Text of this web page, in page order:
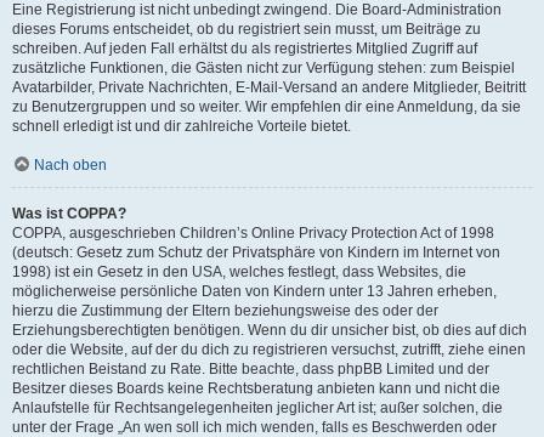
Eine Registrierung ist nicht unbedingt zwingend. Die Board-Administration
dieses Forums entscheidet, ob du registriert sein musst, um Beiträge zu
schreiben. Auf jeden Fall erhältst du als registriertes Mitglied Zugriff auf
zusätzliche Funktionen, die Gästen nicht zur Verfügung stehen: zum Beispiel
Avatarbilder, Private Nachrichten, E-Mail-Versand an andere Mitglieder, Beitritt
zu Benutzergruppen und so weiter. Wir empfehlen dir eine Anmeldung, da sie
schnell erledigt ist und dir zahlreiche Vorteile bietet.
Nach oben
Was ist COPPA?
COPPA, ausgeschrieben Children’s Online Privacy Protection Act of 1998
(deutsch: Gesetz zum Schutz der Privatsphäre von Kindern im Internet von
1998) ist ein Gesetz in den USA, welches festlegt, dass Websites, die
möglicherweise persönliche Daten von Kindern unter 13 Jahren erheben,
hierzu die Zustimmung der Eltern beziehungsweise des oder der
Erziehungsberechtigten benötigen. Wenn du dir unsicher bist, ob dies auf dich
oder die Website, auf der du dich zu registrieren versuchst, zutrifft, ziehe einen
rechtlichen Beistand zu Rate. Bitte beachte, dass phpBB Limited und der
Besitzer dieses Boards keine Rechtsberatung anbieten kann und nicht die
Anlaufstelle für Rechtsangelegenheiten jeglicher Art ist; außer solchen, die
unter der Frage „An wen soll ich mich wenden, falls es Beschwerden oder